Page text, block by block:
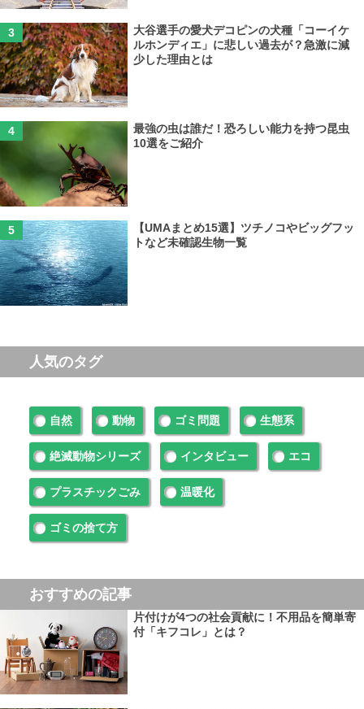
大谷選手の愛犬デコピンの犬種「コーイケ
ルホンディエ」に悲しい過去が？急激に減
少した理由とは
最強の虫は誰だ！恐ろしい能力を持つ昆虫
10選をご紹介
【UMAまとめ15選】ツチノコやビッグフッ
トなど未確認生物一覧
人気のタグ
自然 動物 ゴミ問題 生態系
絶滅動物シリーズ インタビュー エコ
プラスチックごみ 温暖化
ゴミの捨て方
おすすめの記事
片付けが4つの社会貢献に！不用品を簡単寄
付「キフコレ」とは？